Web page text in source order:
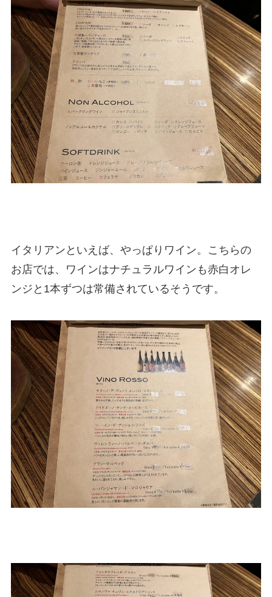
イタリアンといえば、やっぱりワイン。こちらの
お店では、ワインはナチュラルワインも赤白オレ
ンジと1本ずつは常備されているそうです。